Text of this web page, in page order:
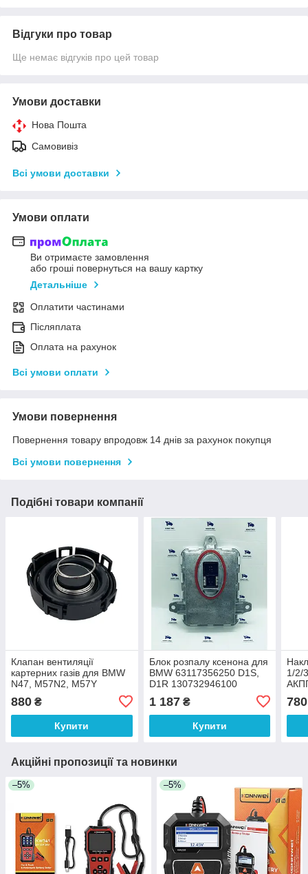
Відгуки про товар
Ще немає відгуків про цей товар
Умови доставки
Нова Пошта
Самовивіз
Всі умови доставки
Умови оплати
Ви отримаєте замовлення
або гроші повернуться на вашу картку
Детальніше
Оплатити частинами
Післяплата
Оплата на рахунок
Всі умови оплати
Умови повернення
Повернення товару впродовж 14 днів за рахунок покупця
Всі умови повернення
Подібні товари компанії
Клапан вентиляції
картерних газів для BMW
N47, M57N2, M57Y
880 ₴
Купити
Блок розпалу ксенона для
BMW 63117356250 D1S,
D1R 130732946100
1 187₴
Купити
1/2/
780
Акційні пропозиції та новинки
–5% –5%